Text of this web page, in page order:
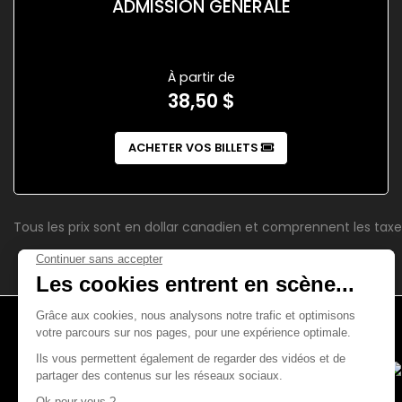
ADMISSION GÉNÉRALE
À partir de
38,50 $
ACHETER VOS BILLETS
Tous les prix sont en dollar canadien et comprennent les
4521, boul. Saint-Laurent